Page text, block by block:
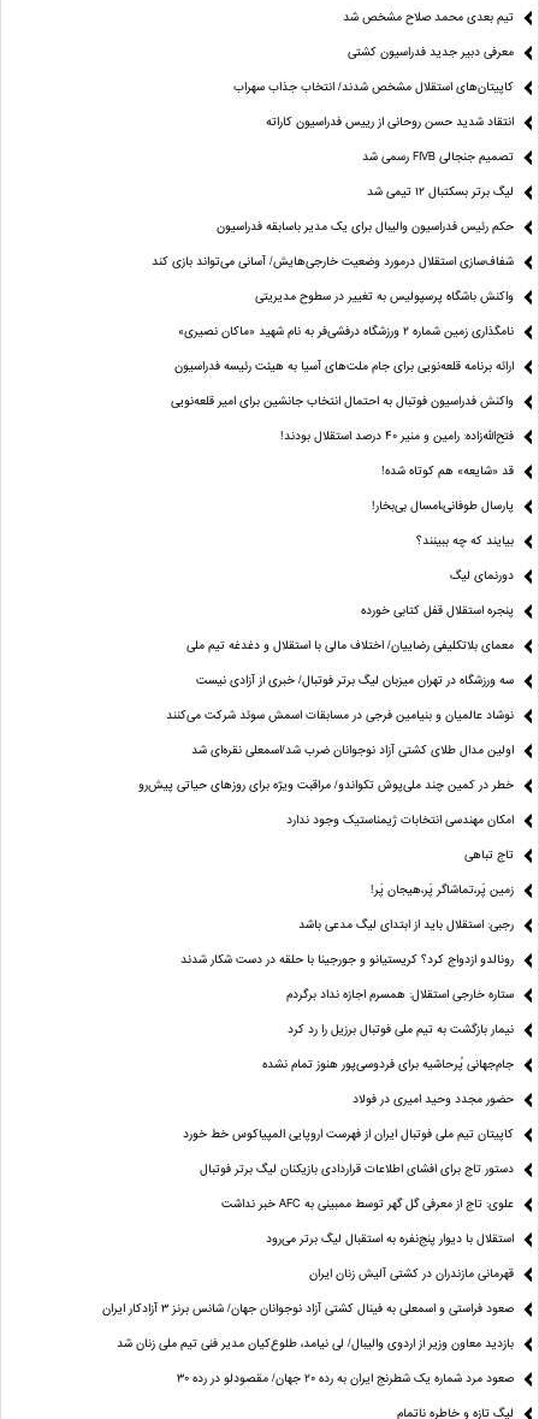
تیم بعدی محمد صلاح مشخص شد
معرفی دبیر جدید فدراسیون کشتی
کاپیتان‌های استقلال مشخص شدند/ انتخاب جذاب سهراب
انتقاد شدید حسن روحانی از رییس فدراسیون کاراته
تصمیم جنجالی FIVB رسمی شد
لیگ برتر بسکتبال ۱۲ تیمی شد
حکم رئیس فدراسیون والیبال برای یک مدیر باسابقه فدراسیون
شفاف‌سازی استقلال درمورد وضعیت خارجی‌هایش/ آسانی می‌تواند بازی کند
واکنش باشگاه پرسپولیس به تغییر در سطوح مدیریتی
نامگذاری زمین شماره ۲ ورزشگاه درفشی‌فر به نام شهید «ماکان نصیری»
ارائه برنامه‌ قلعه‌نویی برای جام ملت‌های آسیا به هیئت رئیسه فدراسیون
واکنش فدراسیون فوتبال به احتمال انتخاب جانشین برای امیر قلعه‌نویی
فتح‌الله‌زاده: رامین و منیر 40 درصد استقلال بودند!
قد «شایعه» هم کوتاه شده!
پارسال طوفانی،امسال بی‌بخار!
بیایند که چه ببینند؟
دورنمای لیگ
پنجره‌ استقلال قفل کتابی خورده
معمای بلاتکلیفی رضاییان/ اختلاف مالی با استقلال و دغدغه تیم ملی
سه ورزشگاه در تهران میزبان لیگ برتر فوتبال/ خبری از آزادی نیست
نوشاد عالمیان و بنیامین فرجی در مسابقات اسمش سوئد شرکت می‌کنند
اولین مدال طلای کشتی آزاد نوجوانان ضرب شد/اسمعلی نقره‌ای شد
خطر در کمین چند ملی‌پوش تکواندو/ مراقبت ویژه برای روزهای حیاتی پیش‌رو
امکان مهندسی انتخابات ژیمناستیک وجود ندارد
تاج تباهی
زمین پَر،تماشاگر پَر،هیجان پَر!
رجبی: استقلال باید از ابتدای لیگ مدعی باشد
رونالدو ازدواج کرد؟ کریستیانو و جورجینا با حلقه در دست شکار شدند
ستاره خارجی استقلال: همسرم اجازه نداد برگردم
نیمار بازگشت به تیم ملی فوتبال برزیل را رد کرد
جام‌جهانی پُرحاشیه برای فردوسی‌پور هنوز تمام نشده
حضور مجدد وحید امیری در فولاد
کاپیتان تیم ملی فوتبال ایران از فهرست اروپایی المپیاکوس خط خورد
دستور تاج برای افشای اطلاعات قراردادی بازیکنان لیگ برتر فوتبال
علوی: تاج از معرفی گل گهر توسط ممبینی به AFC خبر نداشت
استقلال با دیوار پنج‌نفره به استقبال لیگ برتر می‌رود
قهرمانی مازندران در کشتی آلیش زنان ایران
صعود فراستی و اسمعلی به فینال کشتی آزاد نوجوانان جهان/ شانس برنز ۳ آزادکار ایران
بازدید معاون وزیر از اردوی والیبال/ لی نیامد، طلوع‌کیان مدیر فنی تیم ملی زنان شد
صعود مرد شماره یک شطرنج ایران به رده ۲۰ جهان/ مقصودلو در رده ۳۰
لیگ تازه و خاطره ناتمام